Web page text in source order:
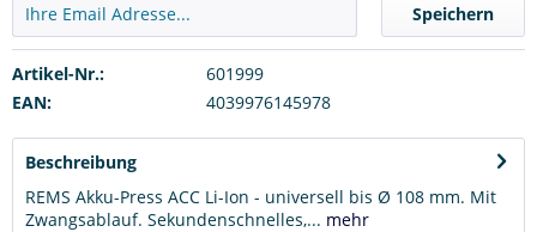
Speichern
Artikel-Nr.:
601999
EAN:
4039976145978
Beschreibung
REMS Akku-Press ACC Li-Ion - universell bis Ø 108 mm. Mit
Zwangsablauf. Sekundenschnelles,... mehr